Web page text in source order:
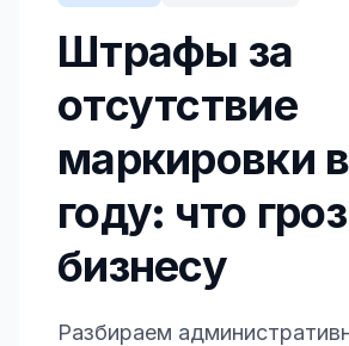
Штрафы за
отсутствие
маркировки
году: что
бизнесу
Разбираем